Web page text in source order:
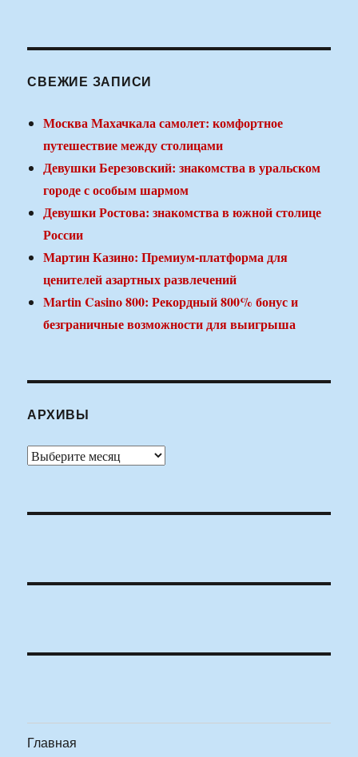
СВЕЖИЕ ЗАПИСИ
Москва Махачкала самолет: комфортное
путешествие между столицами
Девушки Березовский: знакомства в уральском
городе с особым шармом
Девушки Ростова: знакомства в южной столице
России
Мартин Казино: Премиум-платформа для
ценителей азартных развлечений
Martin Casino 800: Рекордный 800% бонус и
безграничные возможности для выигрыша
АРХИВЫ
Архивы
Главная